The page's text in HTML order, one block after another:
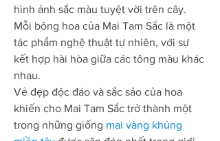
hình ảnh sắc màu tuyệt vời trên cây.
Mỗi bông hoa của Mai Tam Sắc là một
tác phẩm nghệ thuật tự nhiên, với sự
kết hợp hài hòa giữa các tông màu khác
nhau.
Vẻ đẹp độc đáo và sắc sảo của hoa
khiến cho Mai Tam Sắc trở thành một
trong những giống mai vàng khủng